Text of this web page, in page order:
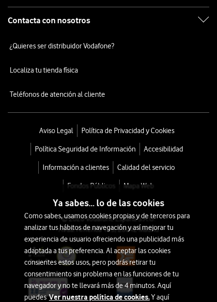
Contacta con nosotros
¿Quieres ser distribuidor Vodafone?
Localiza tu tienda física
Teléfonos de atención al cliente
Aviso Legal Política de Privacidad y Cookies
Política Seguridad de Información Accesibilidad
Información a clientes Calidad del servicio
Fondos Públicos Mapa Web
© 2026 Vodafone España S.A.U.
Avda. América 115, 28042 Madrid
Ya sabes... lo de las cookies
Como sabes, usamos cookies propias y de terceros para
analizar tus hábitos de navegación y así mejorar tu
experiencia de usuario ofreciendo una publicidad más
adaptada a tus preferencia. Al aceptar las cookies
consientes estos usos, pero podrás retirar tu
consentimiento sin problema en las funciones de tu
navegador y no te llevará más de 4 minutos. Aquí
puedesVer nuestra política de cookies.Y aquí